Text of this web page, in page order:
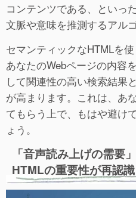
コンテンツである、といっ
文脈や意味を推測するアル
セマンティックなHTMLを
あなたのWebページの内容
して関連性の高い検索結果
が高まります。これは、あ
てもらう上で、もはや避け
ょう。
「音声読み上げの需要
HTMLの重要性が再認